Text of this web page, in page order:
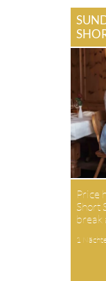
Price
Short
break
1